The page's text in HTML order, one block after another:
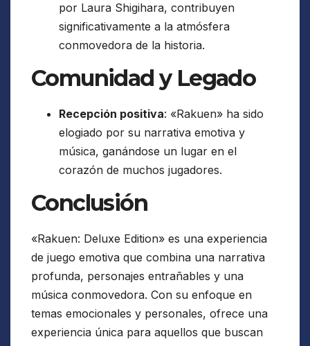
por Laura Shigihara, contribuyen
significativamente a la atmósfera
conmovedora de la historia.
Comunidad y Legado
Recepción positiva: «Rakuen» ha sido
elogiado por su narrativa emotiva y
música, ganándose un lugar en el
corazón de muchos jugadores.
Conclusión
«Rakuen: Deluxe Edition» es una experiencia
de juego emotiva que combina una narrativa
profunda, personajes entrañables y una
música conmovedora. Con su enfoque en
temas emocionales y personales, ofrece una
experiencia única para aquellos que buscan